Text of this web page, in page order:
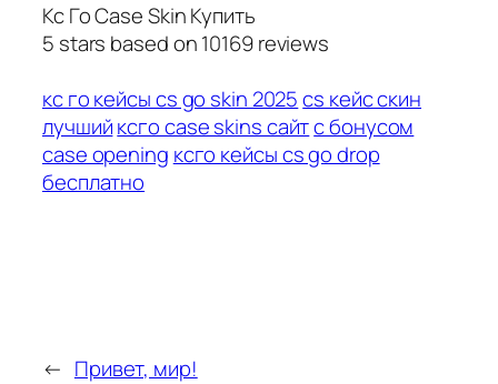
Кс Го Case Skin Купить
5 stars based on10169reviews
кс го кейсы cs go skin 2025 cs кейс скин
лучшийксго case skins сайтс бонусом
case opening ксго кейсы cs go drop
бесплатно
← Привет, мир!